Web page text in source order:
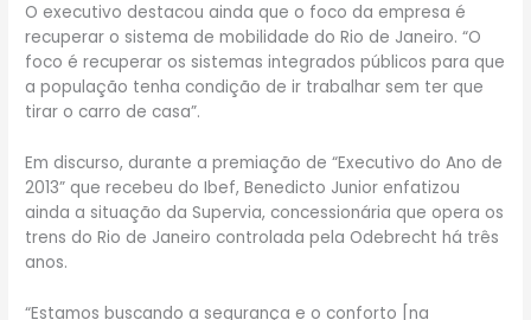
O executivo destacou ainda que o foco da empresa é
recuperar o sistema de mobilidade do Rio de Janeiro. “O
foco é recuperar os sistemas integrados públicos para que
a população tenha condição de ir trabalhar sem ter que
tirar o carro de casa”.
Em discurso, durante a premiação de “Executivo do Ano de
2013” que recebeu do Ibef, Benedicto Junior enfatizou
ainda a situação da Supervia, concessionária que opera os
trens do Rio de Janeiro controlada pela Odebrecht há três
anos.
“Estamos buscando a segurança e o conforto [na